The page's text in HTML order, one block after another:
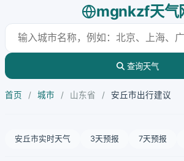
mgnkzf天气
查询天气
首页 / 城市 / 山东省 / 安丘市出行建议
安丘市实时天气 3天预报 7天预报